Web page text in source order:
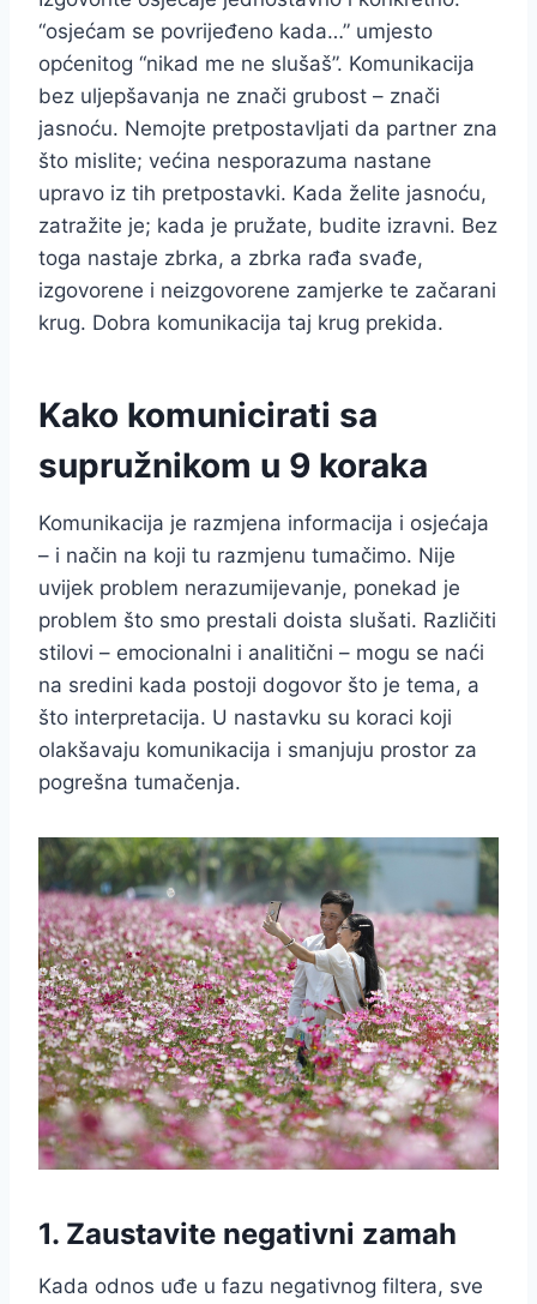
“osjećam se povrijeđeno kada…” umjesto
općenitog “nikad me ne slušaš”. Komunikacija
bez uljepšavanja ne znači grubost – znači
jasnoću. Nemojte pretpostavljati da partner zna
što mislite; većina nesporazuma nastane
upravo iz tih pretpostavki. Kada želite jasnoću,
zatražite je; kada je pružate, budite izravni. Bez
toga nastaje zbrka, a zbrka rađa svađe,
izgovorene i neizgovorene zamjerke te začarani
krug. Dobra komunikacija taj krug prekida.
Kako komunicirati sa
supružnikom u 9 koraka
Komunikacija je razmjena informacija i osjećaja
– i način na koji tu razmjenu tumačimo. Nije
uvijek problem nerazumijevanje, ponekad je
problem što smo prestali doista slušati. Različiti
stilovi – emocionalni i analitični – mogu se naći
na sredini kada postoji dogovor što je tema, a
što interpretacija. U nastavku su koraci koji
olakšavaju komunikacija i smanjuju prostor za
pogrešna tumačenja.
1. Zaustavite negativni zamah
Kada odnos uđe u fazu negativnog filtera, sve